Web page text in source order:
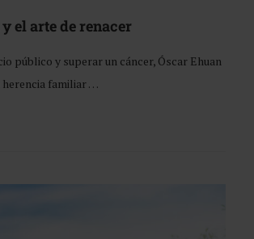
el arte de renacer
público y superar un cáncer, Óscar Ehuan
familiar …